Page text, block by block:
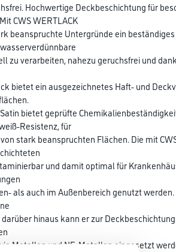
Hochwertige Deckbeschichtung für
CWS WERTLACK
beanspruchte Untergründe ein
zu verarbeiten, nahezu geruchsfrei und
bietet ein ausgezeichnetes Haft- und
Satin bietet geprüfte
Resistenz, für
stark beanspruchten Flächen. Die mit
und damit optimal für
als auch im Außenbereich genutzt werden.
hinaus kann er zur
Metallen und NE-Metallen eingesetzt